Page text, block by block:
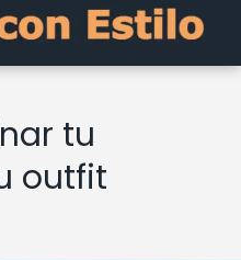
tu
outfit